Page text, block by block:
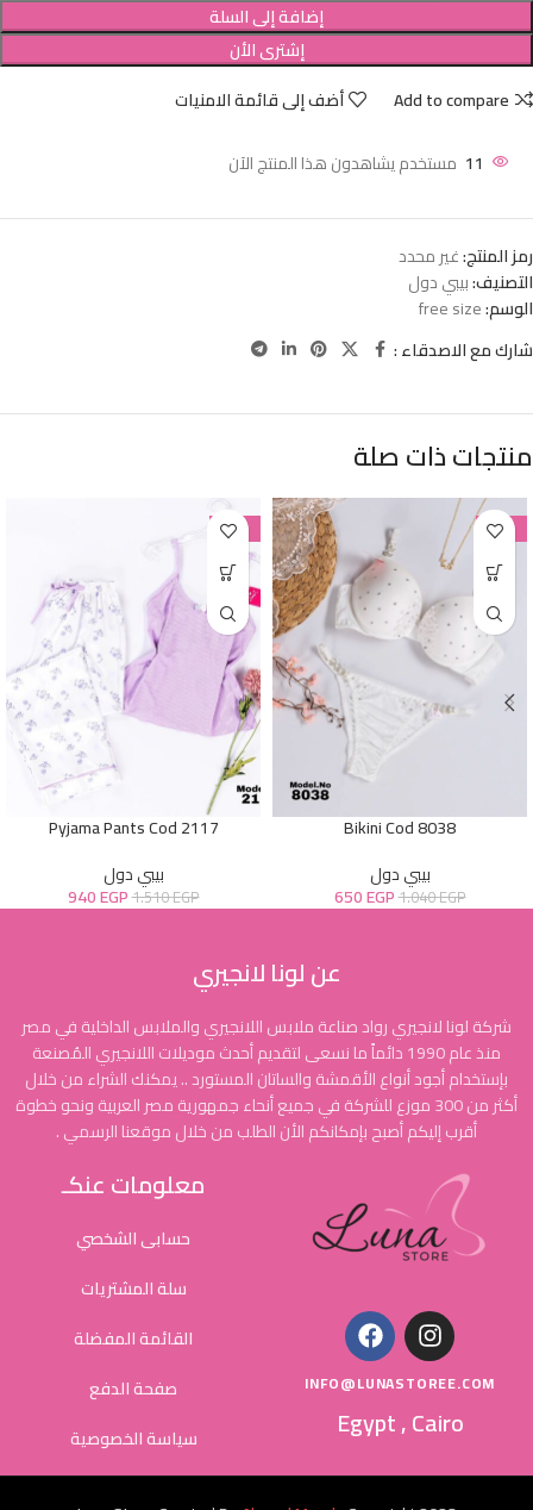
إضافة إلى السلة
إشترى الأن
Add to compare
أضف إلى قائمة الامنيات
11 مستخدم يشاهدون هذا المنتج الآن
رمز المنتج:غير محدد
التصنيف:بيبي دول
الوسم:free size
شارك مع الاصدقاء :
منتجات ذات صلة
-38%
Bikini Cod 8038
بيبي دول
1.040EGP
650EGP
-38%
Pyjama Pants Cod 2117
بيبي دول
1.510EGP
940EGP
عن لونا لانجيري
شركة لونا لانجيري رواد صناعة ملابس اللانجيري والملابس الداخلية في مصر
منذ عام 1990 دائماً ما نسعى لتقديم أحدث موديلات اللانجيري المُصنعة
بإستخدام أجود أنواع الأقمشة والساتان المستورد .. يمكنك الشراء من خلال
أكثر من 300 موزع للشركة في جميع أنحاء جمهورية مصر العربية ونحو خطوة
أقرب إليكم أصبح بإمكانكم الأن الطلب من خلال موقعنا الرسمي .
INFO@LUNASTOREE.COM
Egypt , Cairo
معلومات عنكـ
حسابى الشخصي
سلة المشتريات
القائمة المفضلة
صفحة الدفع
سياسة الخصوصية